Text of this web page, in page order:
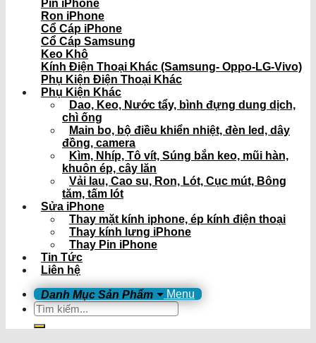
Pin iPhone
Ron iPhone
Cổ Cáp iPhone
Cổ Cáp Samsung
Keo Khô
Kính Điện Thoại Khác (Samsung- Oppo-LG-Vivo)
Phụ Kiện Điện Thoại Khác
Phụ Kiện Khác
Dao, Keo, Nước tẩy, bình đựng dung dịch,
chì ống
Main bo, bộ điều khiển nhiệt, đèn led, dây
đồng, camera
Kìm, Nhíp, Tô vít, Súng bắn keo, mũi hàn,
khuôn ép, cây lăn
Vải lau, Cao su, Ron, Lót, Cục mút, Bông
tăm, tấm lót
Sửa iPhone
Thay mặt kính iphone, ép kính điện thoại
Thay kính lưng iPhone
Thay Pin iPhone
Tin Tức
Liên hệ
Menu
Tìm
kiếm: